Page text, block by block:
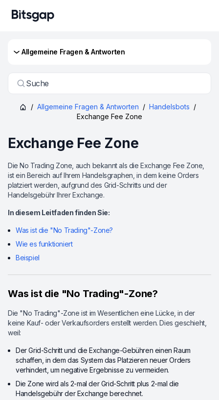
Allgemeine Fragen & Antworten
Suche
/ Allgemeine Fragen & Antworten / Handelsbots /
Exchange Fee Zone
Exchange Fee Zone
Die No Trading Zone, auch bekannt als die Exchange Fee Zone,
ist ein Bereich auf Ihrem Handelsgraphen, in dem keine Orders
platziert werden, aufgrund des Grid-Schritts und der
Handelsgebühr Ihrer Exchange.
In diesem Leitfaden finden Sie:
Was ist die "No Trading"-Zone?
Wie es funktioniert
Beispiel
Was ist die "No Trading"-Zone?
Die "No Trading"-Zone ist im Wesentlichen eine Lücke, in der
keine Kauf- oder Verkaufsorders erstellt werden. Dies geschieht,
weil:
Der Grid-Schritt und die Exchange-Gebühren einen Raum
schaffen, in dem das System das Platzieren neuer Orders
verhindert, um negative Ergebnisse zu vermeiden.
Die Zone wird als 2-mal der Grid-Schritt plus 2-mal die
Handelsgebühr der Exchange berechnet.